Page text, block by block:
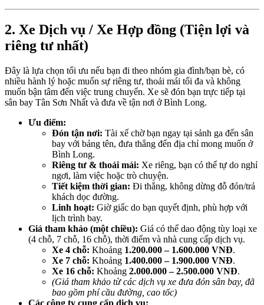
2. Xe Dịch vụ / Xe Hợp đồng (Tiện lợi và
riêng tư nhất)
Đây là lựa chọn tối ưu nếu bạn đi theo nhóm gia đình/bạn bè, có
nhiều hành lý hoặc muốn sự riêng tư, thoải mái tối đa và không
muốn bận tâm đến việc trung chuyển. Xe sẽ đón bạn trực tiếp tại
sân bay Tân Sơn Nhất và đưa về tận nơi ở Bình Long.
Ưu điểm:
Đón tận nơi: Tài xế chờ bạn ngay tại sảnh ga đến sân
bay với bảng tên, đưa thẳng đến địa chỉ mong muốn ở
Bình Long.
Riêng tư & thoải mái: Xe riêng, bạn có thể tự do nghỉ
ngơi, làm việc hoặc trò chuyện.
Tiết kiệm thời gian: Đi thẳng, không dừng đỗ đón/trả
khách dọc đường.
Linh hoạt: Giờ giấc do bạn quyết định, phù hợp với
lịch trình bay.
Giá tham khảo (một chiều): Giá có thể dao động tùy loại xe
(4 chỗ, 7 chỗ, 16 chỗ), thời điểm và nhà cung cấp dịch vụ.
Xe 4 chỗ: Khoảng 1.200.000 – 1.600.000 VNĐ.
Xe 7 chỗ: Khoảng 1.400.000 – 1.900.000 VNĐ.
Xe 16 chỗ: Khoảng 2.000.000 – 2.500.000 VNĐ.
(Giá tham khảo từ các dịch vụ xe đưa đón sân bay, đã
bao gồm phí cầu đường, cao tốc)
Các công ty cung cấp dịch vụ: